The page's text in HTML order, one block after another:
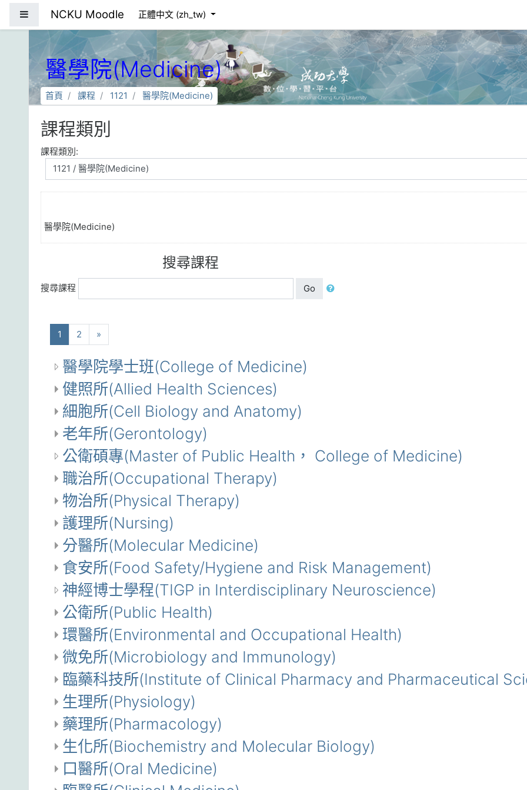
NCKU Moodle 正體中文 ‎(zh_tw)‎
醫學院(Medicine)
首頁 課程 1121 醫學院(Medicine)
課程類別
課程類別:
醫學院(Medicine)
搜尋課程
搜尋課程 Go
1 (current)
2 »
醫學院學士班(College of Medicine)
健照所(Allied Health Sciences)
細胞所(Cell Biology and Anatomy)
老年所(Gerontology)
公衛碩專(Master of Public Health， College of Medicine)
職治所(Occupational Therapy)
物治所(Physical Therapy)
護理所(Nursing)
分醫所(Molecular Medicine)
食安所(Food Safety/Hygiene and Risk Management)
神經博士學程(TIGP in Interdisciplinary Neuroscience)
公衛所(Public Health)
環醫所(Environmental and Occupational Health)
微免所(Microbiology and Immunology)
臨藥科技所(Institute of Clinical Pharmacy and Pharmaceutical
生理所(Physiology)
藥理所(Pharmacology)
生化所(Biochemistry and Molecular Biology)
口醫所(Oral Medicine)